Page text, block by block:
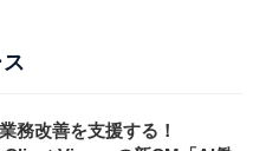
務改善を支援する！